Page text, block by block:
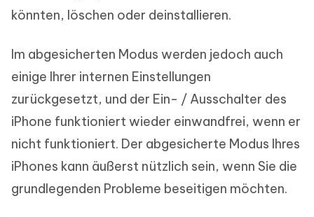
könnten, löschen oder deinstallieren.
Im abgesicherten Modus werden jedoch auch
einige Ihrer internen Einstellungen
zurückgesetzt, und der Ein- / Ausschalter des
iPhone funktioniert wieder einwandfrei, wenn er
nicht funktioniert. Der abgesicherte Modus Ihres
iPhones kann äußerst nützlich sein, wenn Sie die
grundlegenden Probleme beseitigen möchten.